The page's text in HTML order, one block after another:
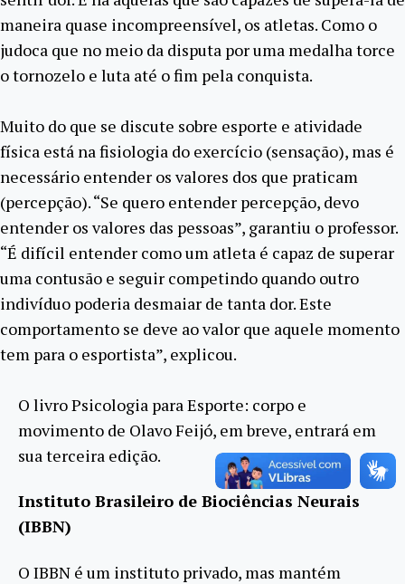
maneira quase incompreensível, os atletas. Como o
judoca que no meio da disputa por uma medalha torce
o tornozelo e luta até o fim pela conquista.
Muito do que se discute sobre esporte e atividade
física está na fisiologia do exercício (sensação), mas é
necessário entender os valores dos que praticam
(percepção). “Se quero entender percepção, devo
entender os valores das pessoas”, garantiu o professor.
“É difícil entender como um atleta é capaz de superar
uma contusão e seguir competindo quando outro
indivíduo poderia desmaiar de tanta dor. Este
comportamento se deve ao valor que aquele momento
tem para o esportista”, explicou.
O livro Psicologia para Esporte: corpo e
movimento de Olavo Feijó, em breve, entrará em
sua terceira edição.
Instituto Brasileiro de Biociências Neurais
(IBBN)
O IBBN é um instituto privado, mas mantém